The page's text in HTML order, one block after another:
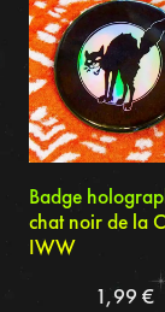
récent
au
plus
ancien
Badge
chat noir de la
IWW
1,99€